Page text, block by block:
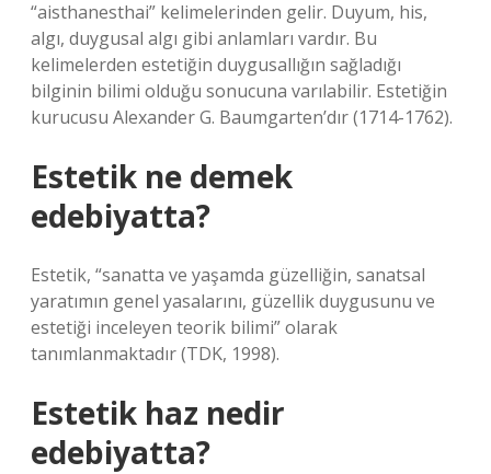
“aisthanesthai” kelimelerinden gelir. Duyum, his,
algı, duygusal algı gibi anlamları vardır. Bu
kelimelerden estetiğin duygusallığın sağladığı
bilginin bilimi olduğu sonucuna varılabilir. Estetiğin
kurucusu Alexander G. Baumgarten’dır (1714-1762).
Estetik ne demek
edebiyatta?
Estetik, “sanatta ve yaşamda güzelliğin, sanatsal
yaratımın genel yasalarını, güzellik duygusunu ve
estetiği inceleyen teorik bilimi” olarak
tanımlanmaktadır (TDK, 1998).
Estetik haz nedir
edebiyatta?